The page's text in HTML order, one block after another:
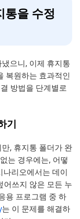
통을 수정
으니, 이제 휴지통
복원하는 효과적인
방법을 단계별로
기
, 휴지통 폴더가 완
는 경우에는, 어떻
나리오에서는 데이
어쓰지 않은 모든 누
용 프로그램 중 하
는 이 문제를 해결하